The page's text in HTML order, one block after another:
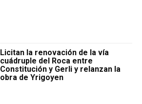
Licitan la renovación de la vía
cuádruple del Roca entre
Constitución y Gerli y relanzan la
obra de Yrigoyen